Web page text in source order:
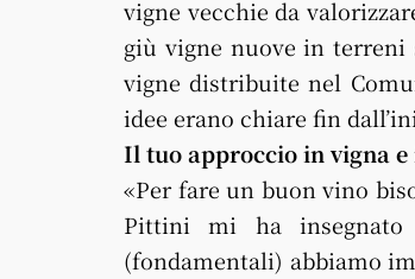
vigne vecchie da
giù vigne nuove in
vigne distribuite nel
idee erano chiare fin
Il tuo approccio in vigna e
«Per fare un buon vino
Pittini mi ha insegnato
(fondamentali) abbiamo